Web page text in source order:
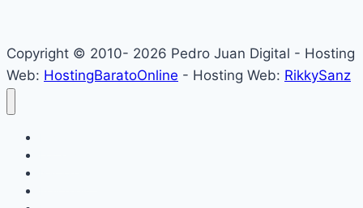
Copyright © 2010- 2026 Pedro Juan Digital - Hosting
Web: HostingBaratoOnline - Hosting Web: RikkySanz